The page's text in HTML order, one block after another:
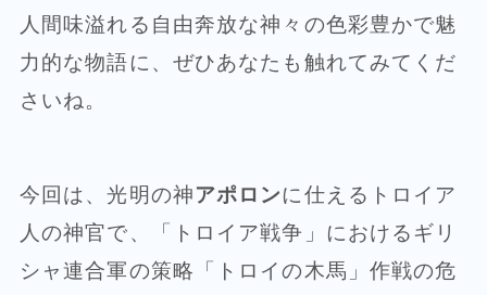
人間味溢れる自由奔放な神々の色彩豊かで魅
力的な物語に、ぜひあなたも触れてみてくだ
さいね。
今回は、光明の神アポロンに仕えるトロイア
人の神官で、「トロイア戦争」におけるギリ
シャ連合軍の策略「トロイの木馬」作戦の危